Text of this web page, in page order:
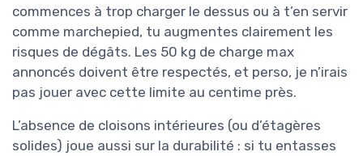
commences à trop charger le dessus ou à t’en servir
comme marchepied, tu augmentes clairement les
risques de dégâts. Les 50 kg de charge max
annoncés doivent être respectés, et perso, je n’irais
pas jouer avec cette limite au centime près.
L’absence de cloisons intérieures (ou d’étagères
solides) joue aussi sur la durabilité : si tu entasses